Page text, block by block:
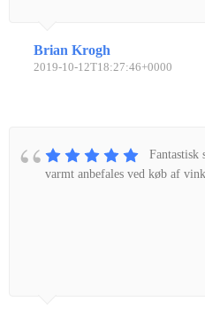
Brian Krogh
2019-10-12T18:27:46+0000
Fantastisk
varmt anbefales ved køb af